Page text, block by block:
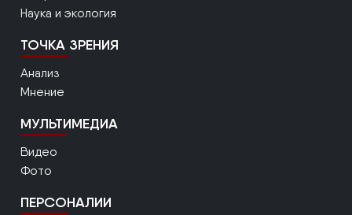
Наука и экология
ТОЧКА ЗРЕНИЯ
Анализ
Мнение
МУЛЬТИМЕДИА
Видео
Фото
ПЕРСОНАЛИИ